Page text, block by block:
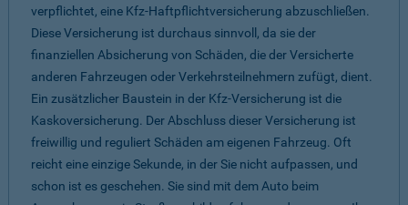
verpflichtet, eine Kfz-Haftpflichtversicherung abzuschließen.
Diese Versicherung ist durchaus sinnvoll, da sie der
finanziellen Absicherung von Schäden, die der Versicherte
anderen Fahrzeugen oder Verkehrsteilnehmern zufügt, dient.
Ein zusätzlicher Baustein in der Kfz-Versicherung ist die
Kaskoversicherung. Der Abschluss dieser Versicherung ist
freiwillig und reguliert Schäden am eigenen Fahrzeug. Oft
reicht eine einzige Sekunde, in der Sie nicht aufpassen, und
schon ist es geschehen. Sie sind mit dem Auto beim